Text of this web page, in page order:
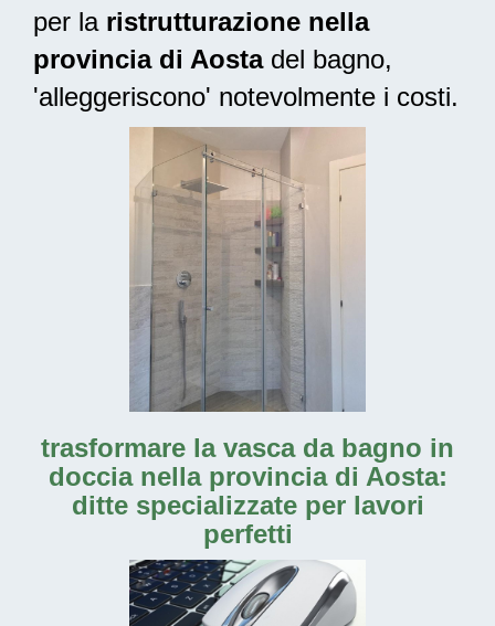
per la ristrutturazione nella
provincia di Aostadel bagno,
'alleggeriscono' notevolmente i costi.
trasformare la vasca da bagno in
doccia nella provincia di Aosta:
ditte specializzate per lavori
perfetti